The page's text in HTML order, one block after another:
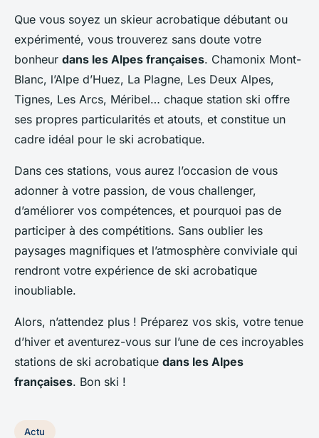
Que vous soyez un skieur acrobatique débutant ou
expérimenté, vous trouverez sans doute votre
bonheur dans les Alpes françaises. Chamonix Mont-
Blanc, l’Alpe d’Huez, La Plagne, Les Deux Alpes,
Tignes, Les Arcs, Méribel… chaque station ski offre
ses propres particularités et atouts, et constitue un
cadre idéal pour le ski acrobatique.
Dans ces stations, vous aurez l’occasion de vous
adonner à votre passion, de vous challenger,
d’améliorer vos compétences, et pourquoi pas de
participer à des compétitions. Sans oublier les
paysages magnifiques et l’atmosphère conviviale qui
rendront votre expérience de ski acrobatique
inoubliable.
Alors, n’attendez plus ! Préparez vos skis, votre tenue
d’hiver et aventurez-vous sur l’une de ces incroyables
stations de ski acrobatique dans les Alpes
françaises. Bon ski !
Actu